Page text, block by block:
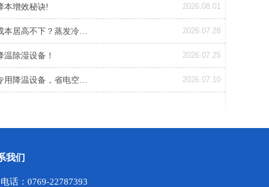
本增效秘诀! 2026.08.01
本居高不下？蒸发冷… 2026.07.28
温除湿设备！ 2026.07.25
用降温设备，省电空… 2026.07.10
我们
电话：0769-22787393